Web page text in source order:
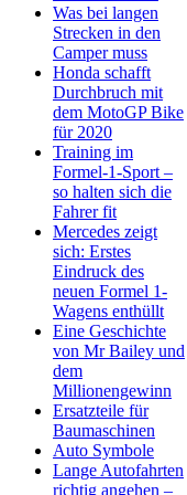
Was bei langen
Strecken in den
Camper muss
Honda schafft
Durchbruch mit
dem MotoGP Bike
für 2020
Training im
Formel-1-Sport –
so halten sich die
Fahrer fit
Mercedes zeigt
sich: Erstes
Eindruck des
neuen Formel 1-
Wagens enthüllt
Eine Geschichte
von Mr Bailey und
dem
Millionengewinn
Ersatzteile für
Baumaschinen
Auto Symbole
Lange Autofahrten
richtig angehen –